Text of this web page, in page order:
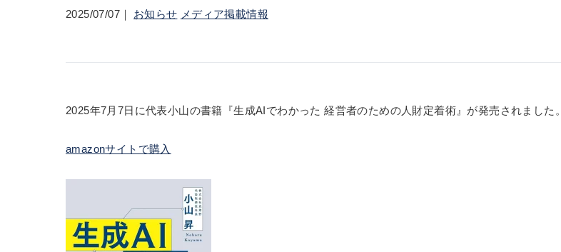
2025/07/07 お知らせ メディア掲載情報
2025年7月7日に代表小山の書籍『生成AIでわかった 経営者のための人財定着術』が発売されました。
amazonサイトで購入